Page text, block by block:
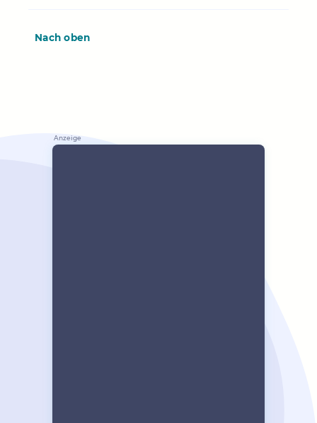
Nach oben